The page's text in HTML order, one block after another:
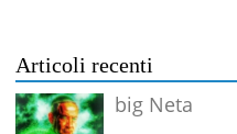
Articoli recenti
big Neta